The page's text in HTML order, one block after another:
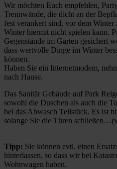
Wir möchten Euch empfehlen,
Trennwände, die dicht an der
fest verankert sind, vor dem
Winter hiermit nicht spielen kann.
Gegenstände im Garten gesichert
dass wertvolle Dinge im Winter
können.
Haben Sie ein Internetmodem,
nach Hause.
Das Sanitär Gebäude auf Park
sowohl die Duschen als auch die
bei das Abwasch Teilstück. Es ist
solange Sie die Türen
Tipp: Sie können evtl. einen
hinterlassen, so dass wir bei
Wohnwagen haben.